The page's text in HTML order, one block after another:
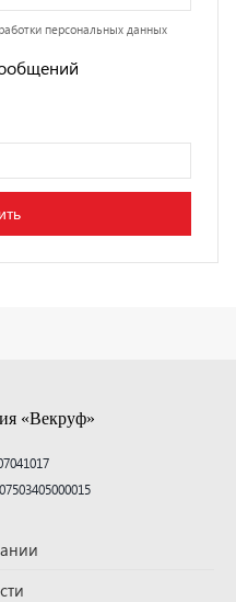
персональных данных
«Векруф»